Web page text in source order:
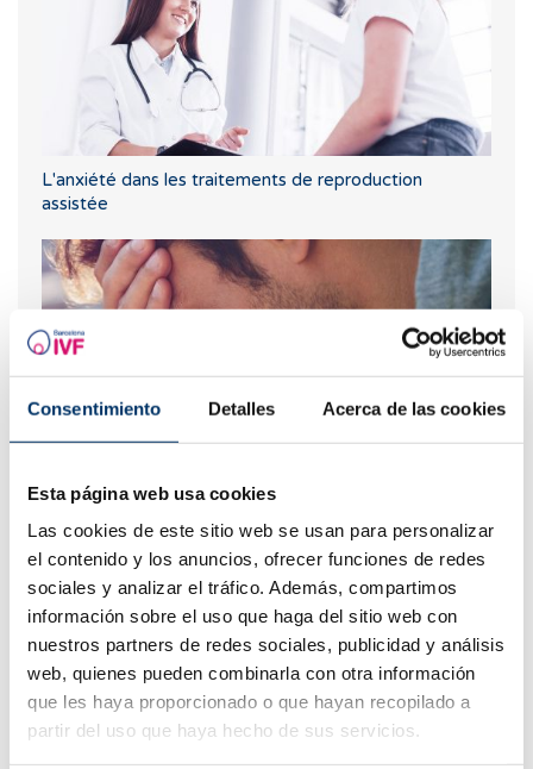
Consentimiento Detalles Acerca de las cookies
Esta página web usa cookies
Las cookies de este sitio web se usan para personalizar
el contenido y los anuncios, ofrecer funciones de redes
sociales y analizar el tráfico. Además, compartimos
información sobre el uso que haga del sitio web con
nuestros partners de redes sociales, publicidad y análisis
web, quienes pueden combinarla con otra información
que les haya proporcionado o que hayan recopilado a
partir del uso que haya hecho de sus servicios.
L'anxiété dans les traitements de reproduction
assistée
Azoospermie : Est-il possible d'avoir des enfants ?